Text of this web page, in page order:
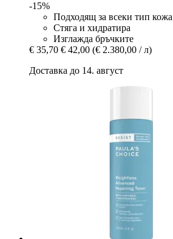
-15%
Подходящ за всеки тип кожа
Стяга и хидратира
Изглажда бръчките
€ 35,70 € 42,00 (€ 2.380,00 / л)
Доставка до 14. август